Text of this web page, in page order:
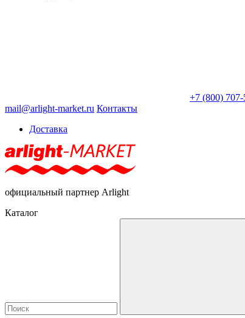
+7 (800)
mail@arlight-market.ru Контакты
Доставка
официальный партнер Arlight
Каталог